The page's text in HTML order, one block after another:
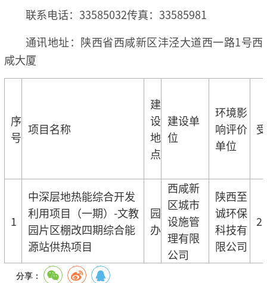
联系电话：33585032传真：33585981
通讯地址：陕西省西咸新区沣泾大道西一路1号西
咸大厦
序
号
项目名称
建
设
地
点
建设单
位
环境影
响评价
单位
1
中深层地热能综合开发
利用项目（一期）-文教
园片区棚改四期综合能
源站供热项目
园
办
西咸新
区城市
设施管
理有限
公司
陕西至
诚环保
科技有
限公司
分享：